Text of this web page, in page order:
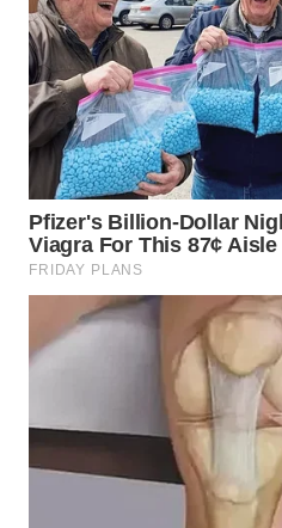
WN
KARO
WN
SIMALUNGUN
WN
LABUHANBATU
TAPANULI
TENGAH